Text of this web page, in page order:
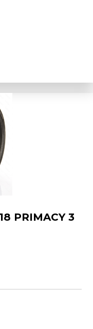
PRIMACY 3